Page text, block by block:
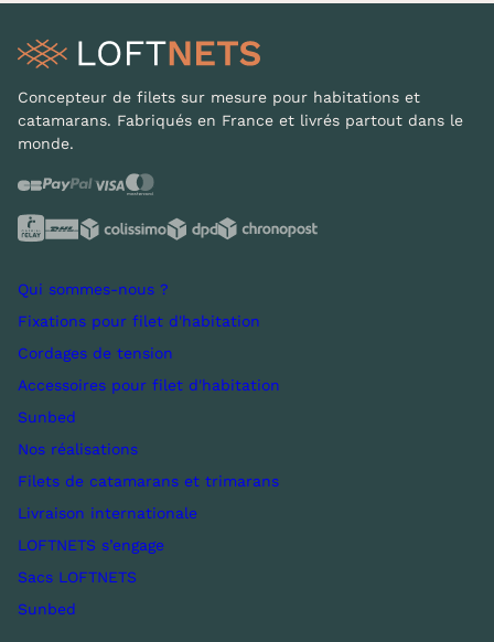
Concepteur de filets sur mesure pour habitations et
catamarans. Fabriqués en France et livrés partout dans le
monde.
Qui sommes-nous ?
Fixations pour filet d'habitation
Cordages de tension
Accessoires pour filet d'habitation
Sunbed
Nos réalisations
Filets de catamarans et trimarans
Livraison internationale
LOFTNETS s’engage
Sacs LOFTNETS
Sunbed